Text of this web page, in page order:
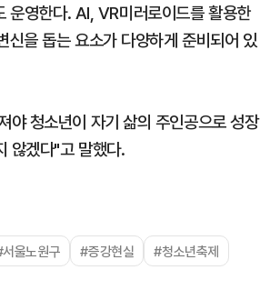
운영한다. AI, VR미러로이드를 활용한
을 돕는 요소가 다양하게 준비되어 있
야 청소년이 자기 삶의 주인공으로 성장
않겠다"고 말했다.
울노원구 #증강현실 #청소년축제